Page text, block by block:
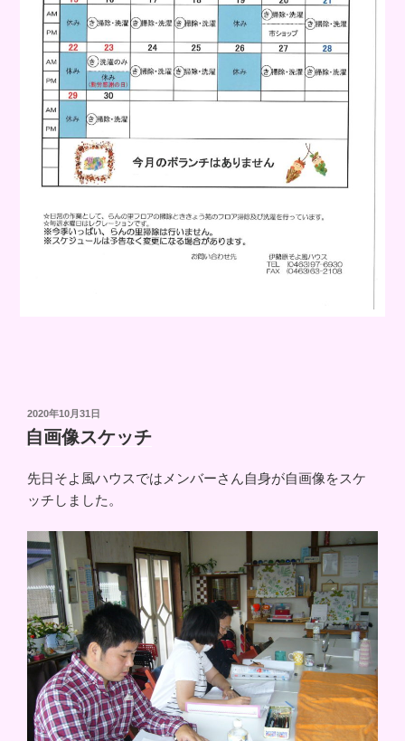
投
稿
日:
2020年10月31日
自画像スケッチ
先日そよ風ハウスではメンバーさん自身が自画像をスケ
ッチしました。